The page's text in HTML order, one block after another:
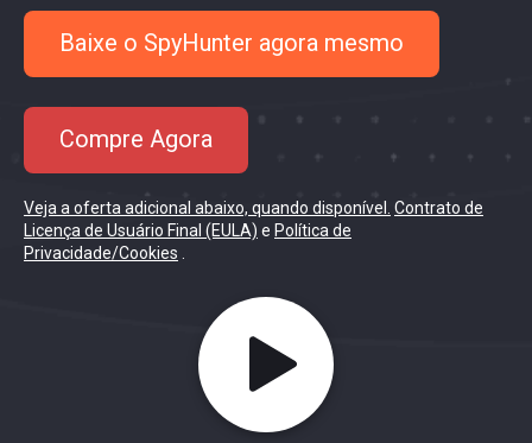
Baixe o SpyHunter agora mesmo
Compre Agora
Veja a oferta adicional abaixo, quando disponível.
Contrato de
Licença de Usuário Final (EULA) e Política de
Privacidade/Cookies